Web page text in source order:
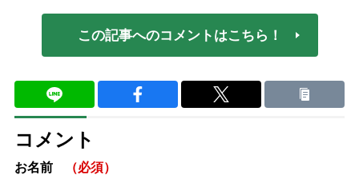
この記事へのコメントはこちら！
コメント
お名前 （必須）